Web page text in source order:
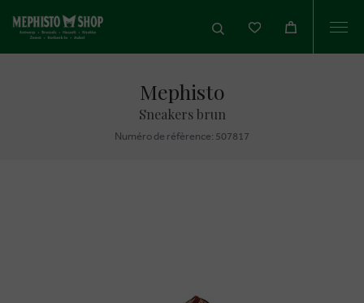
Mephisto
Sneakers brun
Numéro de réfèrence: 507817